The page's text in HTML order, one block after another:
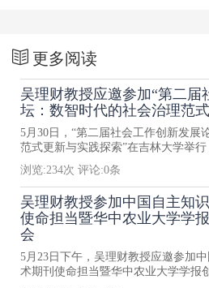
更多阅读
吴理财教授应邀参加“第二届
坛：数智时代的社会治理范
5月30日，“第二届社会工作创新发展
范式更新与实践探索”在吉林大学举行
浏览:234次 评论:0条
吴理财教授参加中国自主知
使命担当暨华中农业大学学
会
5月23日下午，吴理财教授应邀参加
术期刊使命担当暨华中农业大学学报